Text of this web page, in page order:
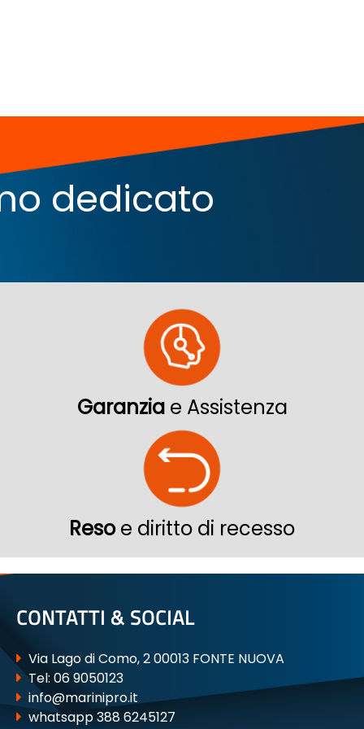
dedicato
Garanzia e Assistenza
Resoe diritto di recesso
CONTATTI & SOCIAL
Via Lago di Como, 2 00013 FONTE NUOVA
Tel: 06 9050123
info@marinipro.it
whatsapp 388 6245127